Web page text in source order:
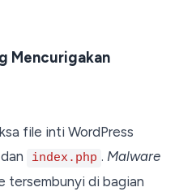
Mencurigakan
file inti WordPress
dan index.php . Malware
tersembunyi di bagian